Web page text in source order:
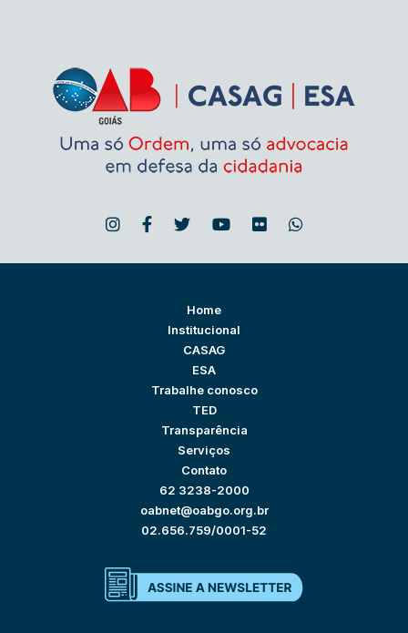
Home
Institucional
CASAG
ESA
Trabalhe conosco
TED
Transparência
Serviços
Contato
62 3238-2000
oabnet@oabgo.org.br
02.656.759/0001-52